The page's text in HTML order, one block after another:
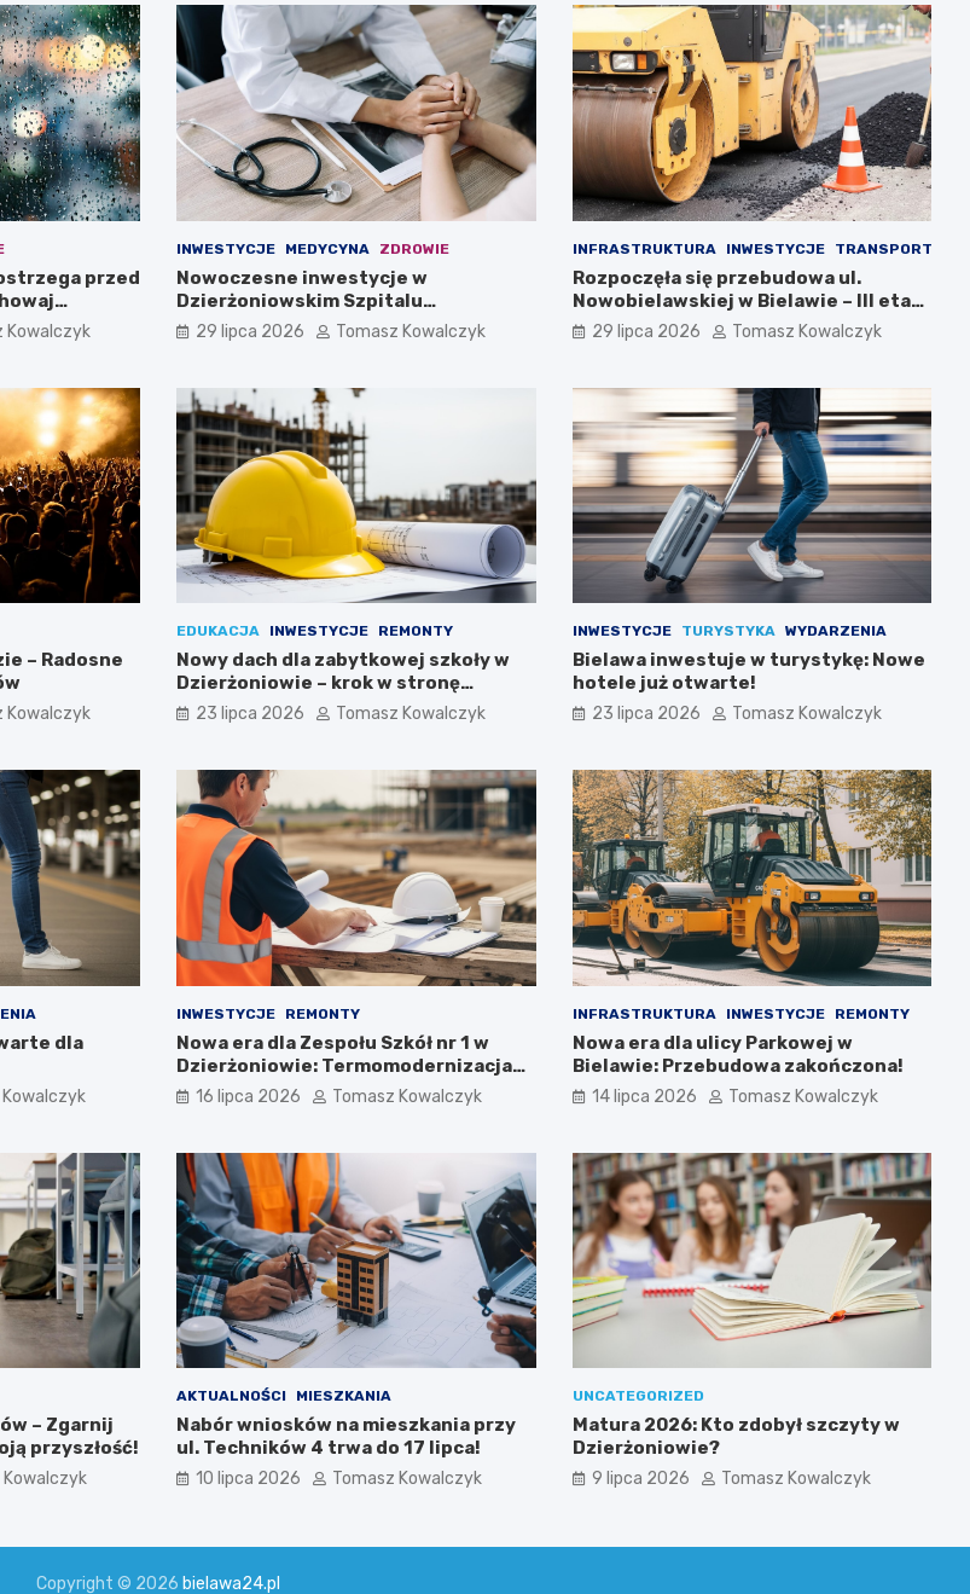
przed
Kowalczyk
INWESTYCJE MEDYCYNA ZDROWIE
Nowoczesne inwestycje w
Dzierżoniowskim Szpitalu
Powiatowym dla Oddziału
Internistycznego
29 lipca 2026 Tomasz Kowalczyk
INFRASTRUKTURA INWESTYCJE TRANSPORT
Rozpoczęła się przebudowa ul.
Nowobielawskiej w Bielawie – III etap
inwestycji
29 lipca 2026 Tomasz Kowalczyk
– Radosne
Kowalczyk
EDUKACJA INWESTYCJE REMONTY
Nowy dach dla zabytkowej szkoły w
Dzierżoniowie – krok w stronę
przyszłości!
23 lipca 2026 Tomasz Kowalczyk
INWESTYCJE TURYSTYKA WYDARZENIA
Bielawa inwestuje w turystykę: Nowe
hotele już otwarte!
23 lipca 2026 Tomasz Kowalczyk
dla
INWESTYCJE REMONTY
Nowa era dla Zespołu Szkół nr 1 w
Dzierżoniowie: Termomodernizacja
na horyzoncie!
16 lipca 2026 Tomasz Kowalczyk
INFRASTRUKTURA INWESTYCJE REMONTY
Nowa era dla ulicy Parkowej w
Bielawie: Przebudowa zakończona!
14 lipca 2026 Tomasz Kowalczyk
– Zgarnij
przyszłość!
Kowalczyk
AKTUALNOŚCI MIESZKANIA
Nabór wniosków na mieszkania przy
ul. Techników 4 trwa do 17 lipca!
10 lipca 2026 Tomasz Kowalczyk
UNCATEGORIZED
Matura 2026: Kto zdobył szczyty w
Dzierżoniowie?
9 lipca 2026 Tomasz Kowalczyk
Copyright © 2026 bielawa24.pl